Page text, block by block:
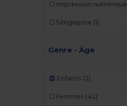
Impression numérique
Sérigraphie (1)
Genre - Âge
Enfants (2)
Femmes (42)